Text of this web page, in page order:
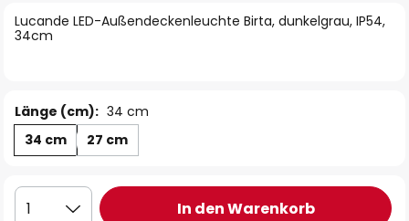
Lucande LED-Außendeckenleuchte Birta, dunkelgrau, IP54,
34cm
Länge (cm): 34 cm
34 cm
27 cm
1 In den Warenkorb